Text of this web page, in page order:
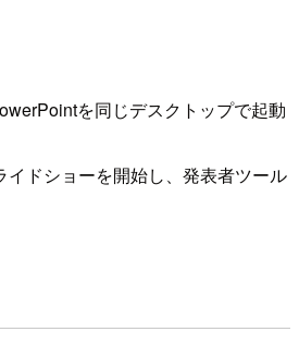
を同じデスクトップで起動
イドショーを開始し、発表者ツール